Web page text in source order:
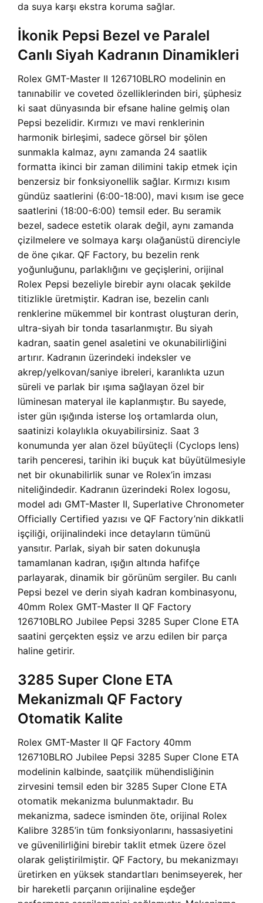
da suya karşı ekstra koruma sağlar.
İkonik Pepsi Bezel ve Paralel
Canlı Siyah Kadranın Dinamikleri
Rolex GMT-Master II 126710BLRO modelinin en
tanınabilir ve coveted özelliklerinden biri, şüphesiz
ki saat dünyasında bir efsane haline gelmiş olan
Pepsi bezelidir. Kırmızı ve mavi renklerinin
harmonik birleşimi, sadece görsel bir şölen
sunmakla kalmaz, aynı zamanda 24 saatlik
formatta ikinci bir zaman dilimini takip etmek için
benzersiz bir fonksiyonellik sağlar. Kırmızı kısım
gündüz saatlerini (6:00-18:00), mavi kısım ise gece
saatlerini (18:00-6:00) temsil eder. Bu seramik
bezel, sadece estetik olarak değil, aynı zamanda
çizilmelere ve solmaya karşı olağanüstü direnciyle
de öne çıkar. QF Factory, bu bezelin renk
yoğunluğunu, parlaklığını ve geçişlerini, orijinal
Rolex Pepsi bezeliyle birebir aynı olacak şekilde
titizlikle üretmiştir. Kadran ise, bezelin canlı
renklerine mükemmel bir kontrast oluşturan derin,
ultra-siyah bir tonda tasarlanmıştır. Bu siyah
kadran, saatin genel asaletini ve okunabilirliğini
artırır. Kadranın üzerindeki indeksler ve
akrep/yelkovan/saniye ibreleri, karanlıkta uzun
süreli ve parlak bir ışıma sağlayan özel bir
lüminesan materyal ile kaplanmıştır. Bu sayede,
ister gün ışığında isterse loş ortamlarda olun,
saatinizi kolaylıkla okuyabilirsiniz. Saat 3
konumunda yer alan özel büyüteçli (Cyclops lens)
tarih penceresi, tarihin iki buçuk kat büyütülmesiyle
net bir okunabilirlik sunar ve Rolex’in imzası
niteliğindedir. Kadranın üzerindeki Rolex logosu,
model adı GMT-Master II, Superlative Chronometer
Officially Certified yazısı ve QF Factory’nin dikkatli
işçiliği, orijinalindeki ince detayların tümünü
yansıtır. Parlak, siyah bir saten dokunuşla
tamamlanan kadran, ışığın altında hafifçe
parlayarak, dinamik bir görünüm sergiler. Bu canlı
Pepsi bezel ve derin siyah kadran kombinasyonu,
40mm Rolex GMT-Master II QF Factory
126710BLRO Jubilee Pepsi 3285 Super Clone ETA
saatini gerçekten eşsiz ve arzu edilen bir parça
haline getirir.
3285 Super Clone ETA
Mekanizmalı QF Factory
Otomatik Kalite
Rolex GMT-Master II QF Factory 40mm
126710BLRO Jubilee Pepsi 3285 Super Clone ETA
modelinin kalbinde, saatçilik mühendisliğinin
zirvesini temsil eden bir 3285 Super Clone ETA
otomatik mekanizma bulunmaktadır. Bu
mekanizma, sadece isminden öte, orijinal Rolex
Kalibre 3285’in tüm fonksiyonlarını, hassasiyetini
ve güvenilirliğini birebir taklit etmek üzere özel
olarak geliştirilmiştir. QF Factory, bu mekanizmayı
üretirken en yüksek standartları benimseyerek, her
bir hareketli parçanın orijinaline eşdeğer